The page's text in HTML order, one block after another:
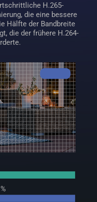
H.265-
die eine bessere
Hälfte der Bandbreite
die der frühere H.264-